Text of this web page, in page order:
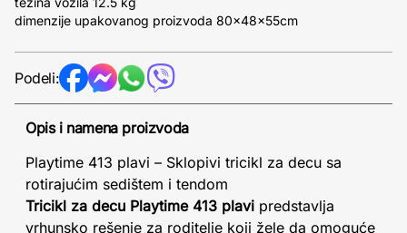
dimenzije upakovanog proizvoda 80x48x55cm
Podeli:
Opis i namena proizvoda
Playtime 413 plavi – Sklopivi tricikl za decu sa
rotirajućim sedištem i tendom
Tricikl za decu Playtime 413 plavi predstavlja
vrhunsko rešenje za roditelje koji žele da omoguće